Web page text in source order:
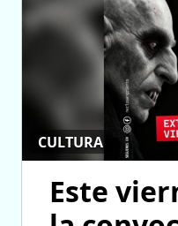
CULTURA
Este